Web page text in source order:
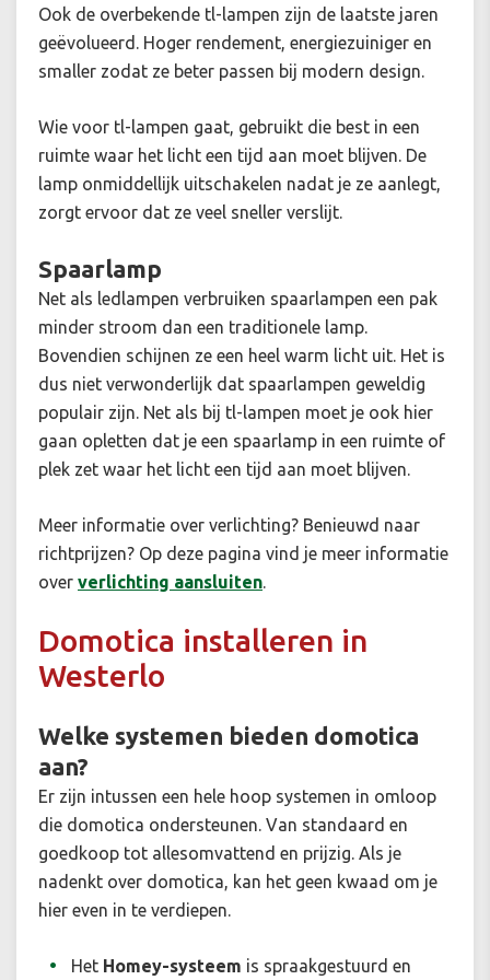
Ook de overbekende tl-lampen zijn de laatste jaren
geëvolueerd. Hoger rendement, energiezuiniger en
smaller zodat ze beter passen bij modern design.
Wie voor tl-lampen gaat, gebruikt die best in een
ruimte waar het licht een tijd aan moet blijven. De
lamp onmiddellijk uitschakelen nadat je ze aanlegt,
zorgt ervoor dat ze veel sneller verslijt.
Spaarlamp
Net als ledlampen verbruiken spaarlampen een pak
minder stroom dan een traditionele lamp.
Bovendien schijnen ze een heel warm licht uit. Het is
dus niet verwonderlijk dat spaarlampen geweldig
populair zijn. Net als bij tl-lampen moet je ook hier
gaan opletten dat je een spaarlamp in een ruimte of
plek zet waar het licht een tijd aan moet blijven.
Meer informatie over verlichting? Benieuwd naar
richtprijzen? Op deze pagina vind je meer informatie
over verlichting aansluiten.
Domotica installeren in
Westerlo
Welke systemen bieden domotica
aan?
Er zijn intussen een hele hoop systemen in omloop
die domotica ondersteunen. Van standaard en
goedkoop tot allesomvattend en prijzig. Als je
nadenkt over domotica, kan het geen kwaad om je
hier even in te verdiepen.
Het Homey-systeem is spraakgestuurd en